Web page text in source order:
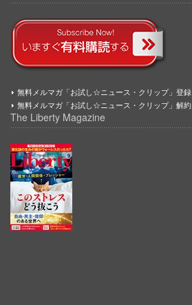
無料メルマガ「お試し☆ニュース・クリップ」登録
無料メルマガ「お試し☆ニュース・クリップ」解約
The Liberty Magazine